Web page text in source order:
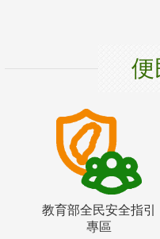
便
教育部全民安全指引
專區